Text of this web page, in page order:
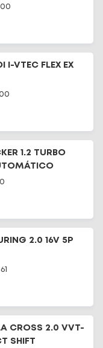
I-VTEC FLEX EX
1.2 TURBO
2.0 16V 5P
CROSS 2.0 VVT-
SHIFT